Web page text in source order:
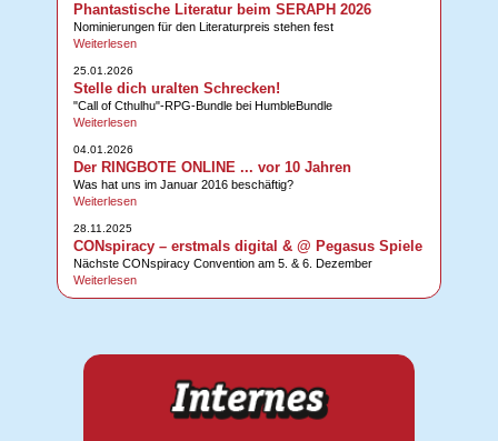
Phantastische Literatur beim SERAPH 2026
Nominierungen für den Literaturpreis stehen fest
Weiterlesen
25.01.2026
Stelle dich uralten Schrecken!
"Call of Cthulhu"-RPG-Bundle bei HumbleBundle
Weiterlesen
04.01.2026
Der RINGBOTE ONLINE ... vor 10 Jahren
Was hat uns im Januar 2016 beschäftig?
Weiterlesen
28.11.2025
CONspiracy – erstmals digital & @ Pegasus Spiele
Nächste CONspiracy Convention am 5. & 6. Dezember
Weiterlesen